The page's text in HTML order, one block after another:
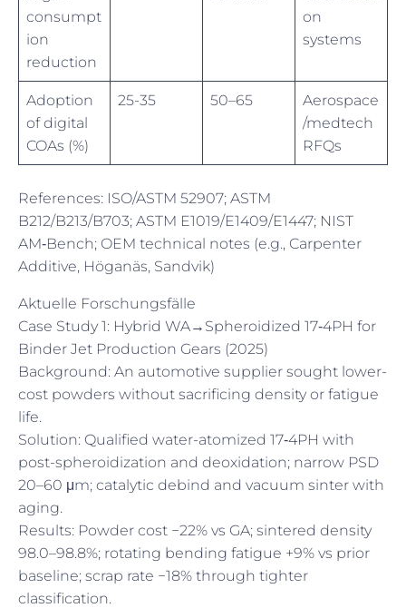
consumpt
ion
reduction
on
systems
Adoption
of digital
COAs (%)
25-35 50–65
Aerospace
/medtech
RFQs
References: ISO/ASTM 52907; ASTM
B212/B213/B703; ASTM E1019/E1409/E1447; NIST
AM‑Bench; OEM technical notes (e.g., Carpenter
Additive, Höganäs, Sandvik)
Aktuelle Forschungsfälle
Case Study 1: Hybrid WA→Spheroidized 17‑4PH for
Binder Jet Production Gears (2025)
Background: An automotive supplier sought lower-
cost powders without sacrificing density or fatigue
life.
Solution: Qualified water-atomized 17‑4PH with
post-spheroidization and deoxidation; narrow PSD
20–60 μm; catalytic debind and vacuum sinter with
aging.
Results: Powder cost −22% vs GA; sintered density
98.0–98.8%; rotating bending fatigue +9% vs prior
baseline; scrap rate −18% through tighter
classification.